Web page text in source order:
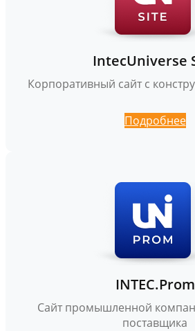
IntecUniverse
Корпоративный сайт с
Подробнее
INTEC.Prom
Сайт промышленной
поставщика